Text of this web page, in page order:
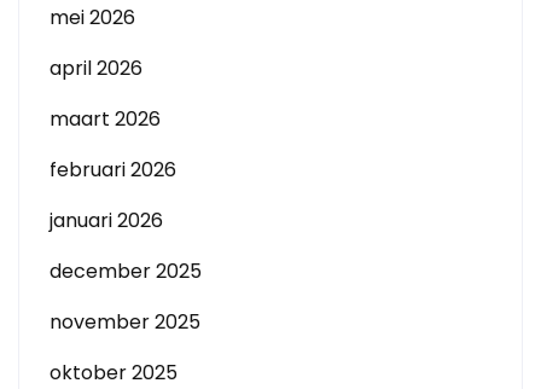
mei 2026
april 2026
maart 2026
februari 2026
januari 2026
december 2025
november 2025
oktober 2025